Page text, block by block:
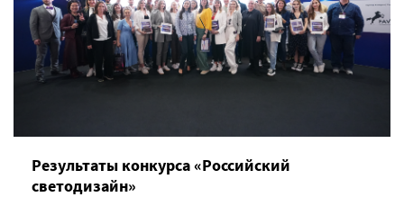
Результаты конкурса «Российский
светодизайн»